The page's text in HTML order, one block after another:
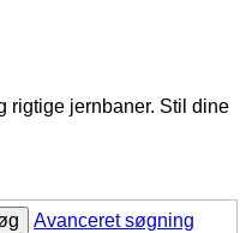
rigtige jernbaner. Stil dine
Avanceret søgning